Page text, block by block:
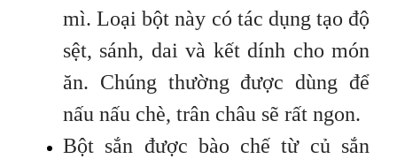
mì. Loại bột này có tác dụng tạo độ
sệt, sánh, dai và kết dính cho món
ăn. Chúng thường được dùng để
nấu nấu chè, trân châu sẽ rất ngon.
Bột sắn được bào chế từ củ sắn